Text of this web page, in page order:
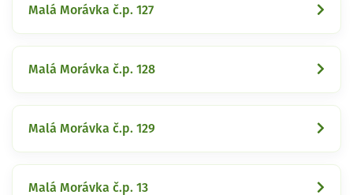
Malá Morávka č.p. 127
Malá Morávka č.p. 128
Malá Morávka č.p. 129
Malá Morávka č.p. 13